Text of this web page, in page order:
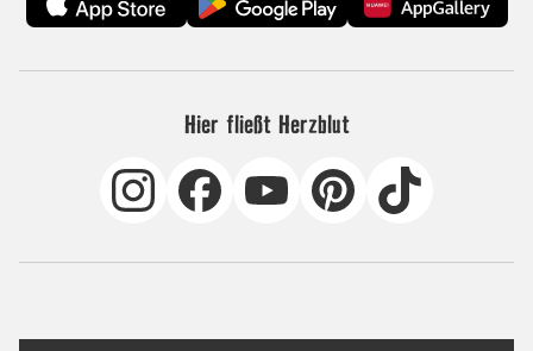
Hier fließt Herzblut